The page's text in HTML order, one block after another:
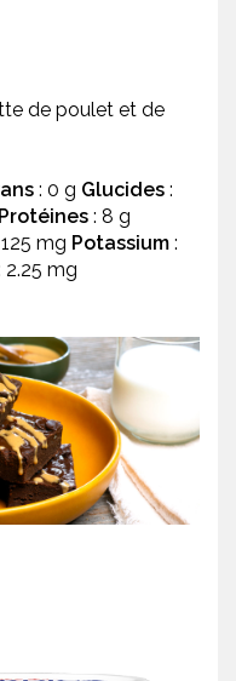
de poulet et de
: 0 g Glucides :
Protéines : 8 g
mg Potassium :
2.25 mg